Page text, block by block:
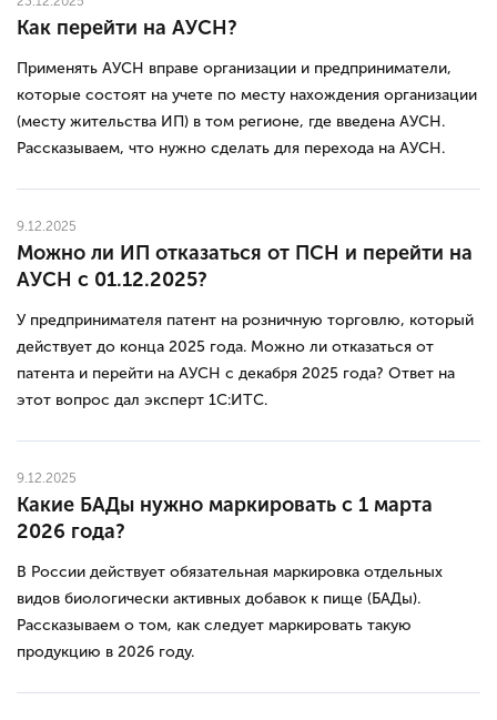
Как перейти на АУСН?
Применять АУСН вправе организации и предприниматели,
которые состоят на учете по месту нахождения организации
(месту жительства ИП) в том регионе, где введена АУСН.
Рассказываем, что нужно сделать для перехода на АУСН.
9.12.2025
Можно ли ИП отказаться от ПСН и перейти на
АУСН с 01.12.2025?
У предпринимателя патент на розничную торговлю, который
действует до конца 2025 года. Можно ли отказаться от
патента и перейти на АУСН с декабря 2025 года? Ответ на
этот вопрос дал эксперт 1С:ИТС.
9.12.2025
Какие БАДы нужно маркировать с 1 марта
2026 года?
В России действует обязательная маркировка отдельных
видов биологически активных добавок к пище (БАДы).
Рассказываем о том, как следует маркировать такую
продукцию в 2026 году.